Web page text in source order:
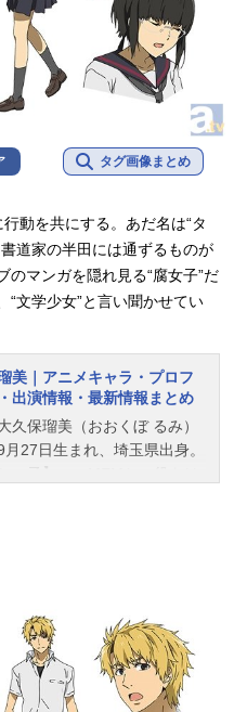
タグ画像まとめ
動を共にする。あだ名は“タ
道家の半田には通ずるものが
のマンガを隠れ見る“腐女子”だ
“文学少女”と言い聞かせてい
美｜アニメキャラ・プロフ
出演情報・最新情報まとめ
久保瑠美（おおくぼ るみ）
月27日生まれ、埼玉県出身。
います。こちらでは、大久